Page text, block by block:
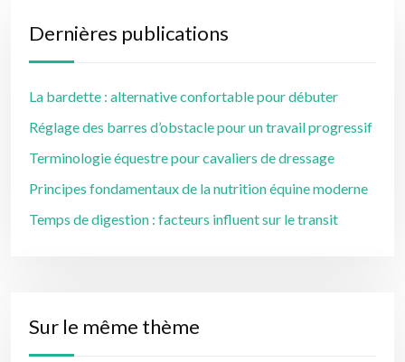
Dernières publications
La bardette : alternative confortable pour débuter
Réglage des barres d’obstacle pour un travail progressif
Terminologie équestre pour cavaliers de dressage
Principes fondamentaux de la nutrition équine moderne
Temps de digestion : facteurs influent sur le transit
Sur le même thème